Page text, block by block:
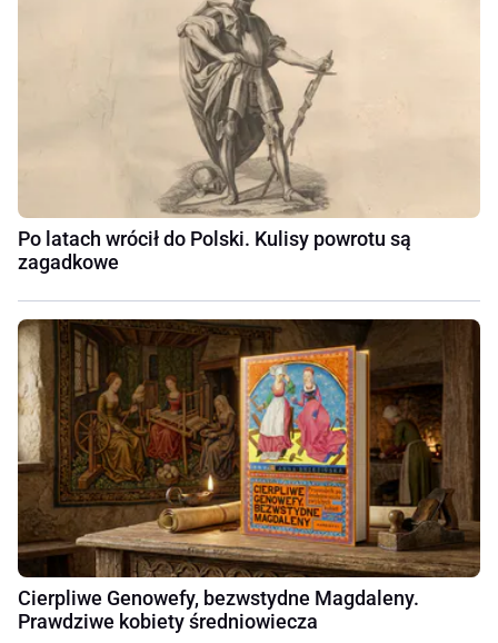
Po latach wrócił do Polski. Kulisy powrotu są
zagadkowe
Cierpliwe Genowefy, bezwstydne Magdaleny.
Prawdziwe kobiety średniowiecza